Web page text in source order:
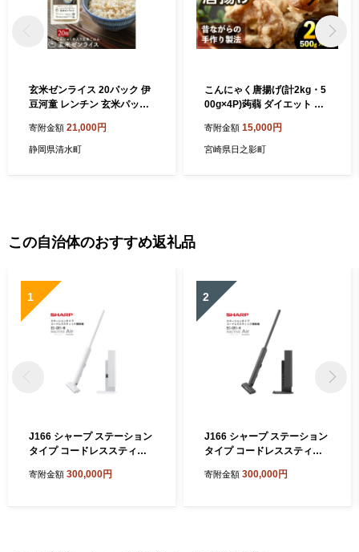
浴びています。「葉ごぼう」とも呼ばれ、葉・茎・根を丸ごと食
べることができます。しゃきしゃきとした歯ざわりとほのかな苦
味が食卓に春を運びます。
玄米ゼンライス 20パック 伊
豆河童 レンチン 玄米パック
ご飯 こんにゃく米 低糖質 置
き換え 低カロリー 米 健康食
寄附金額 21,000円
静岡県清水町
こんにゃく唐揚げ(計2kg・5
00g×4P)蒟蒻 ダイエット 糖
おかず おつまみ 小分け 新食
感【TR004】【旬果工房てら
寄附金額 15,000円
宮崎県日之影町
この自治体のおすすめ返礼品
1
J166 シャープ ステーション
タイプ コードレススティッ
ト系)【シャープ 電化製品 家
寄附金額 300,000円
2
J166 シャープ ステーション
タイプ コードレススティッ
系)【シャープ 電化製品 家電
寄附金額 300,000円